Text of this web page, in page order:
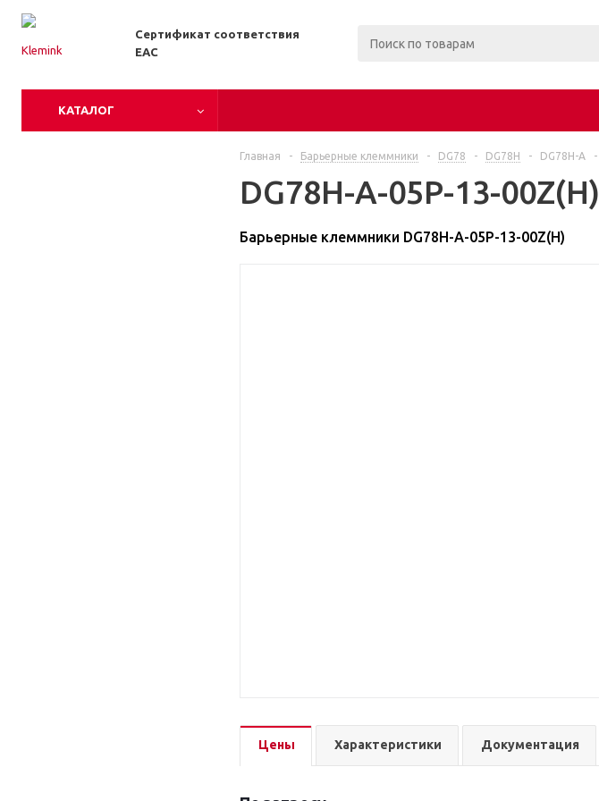
Сертификат соответствия
EAC
КАТАЛОГ
Главная - Барьерные клеммники - DG78 - DG78H - DG78H-A -
DG78H-A-05P-13-00Z(H)
Барьерные клеммники DG78H-A-05P-13-00Z(H)
Цены Характеристики Документация